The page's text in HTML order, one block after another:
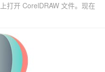
打开 CorelDRAW 文件。现在